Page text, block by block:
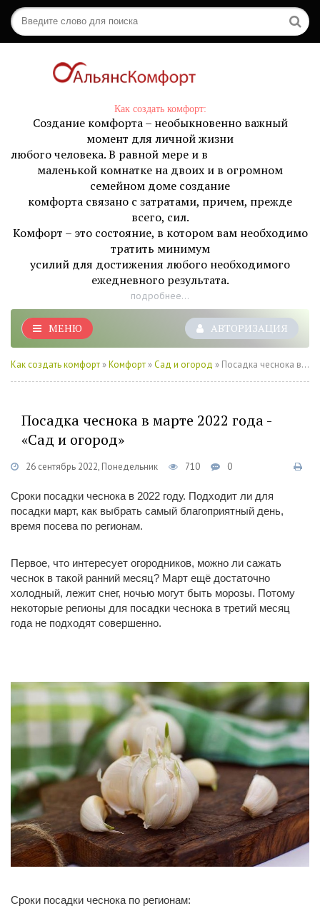
Как создать комфорт:
Создание комфорта – необыкновенно важный
момент для личной жизни
любого человека. В равной мере и в
маленькой комнатке на двоих и в огромном
семейном доме создание
комфорта связано с затратами, причем, прежде
всего, сил.
Комфорт – это состояние, в котором вам необходимо
тратить минимум
усилий для достижения любого необходимого
ежедневного результата.
подробнее...
АВТОРИЗАЦИЯ
МЕНЮ
Как создать комфорт »Комфорт »Сад и огород » Посадка чеснока в марте 2022 года - «Сад и огород»
Посадка чеснока в марте 2022 года -
«Сад и огород»
26 сентябрь 2022, Понедельник 710 0
Сроки посадки чеснока в 2022 году. Подходит ли для
посадки март, как выбрать самый благоприятный день,
время посева по регионам.
Первое, что интересует огородников, можно ли сажать
чеснок в такой ранний месяц? Март ещё достаточно
холодный, лежит снег, ночью могут быть морозы. Потому
некоторые регионы для посадки чеснока в третий месяц
года не подходят совершенно.
Сроки посадки чеснока по регионам: